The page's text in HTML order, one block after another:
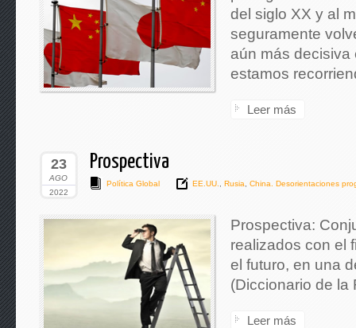
del siglo XX y al
seguramente
aún más decisiva
estamos
Leer más
23
AGO
2022
Prospectiva
Política Global EE.UU. Rusia China. Desorientaciones
Prospectiva:
realizados con el
el futuro, en una
(Diccionario de la
Leer más